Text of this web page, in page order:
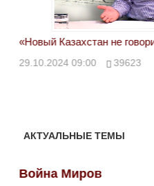
«Новый Казахстан не
29.10.2024 09:00 39623
АКТУАЛЬНЫЕ ТЕМЫ
Война Миров